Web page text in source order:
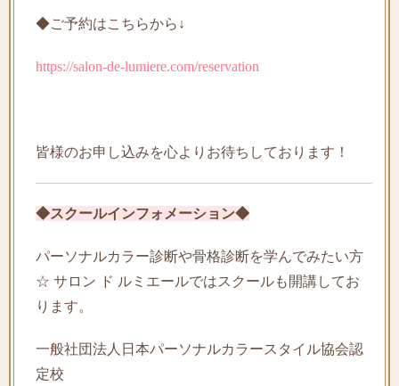
◆ご予約はこちらから↓
https://salon-de-lumiere.com/reservation
皆様のお申し込みを心よりお待ちしております！
◆スクールインフォメーション◆
パーソナルカラー診断や骨格診断を学んでみたい方
☆ サロン ド ルミエールではスクールも開講してお
ります。
一般社団法人日本パーソナルカラースタイル協会認
定校